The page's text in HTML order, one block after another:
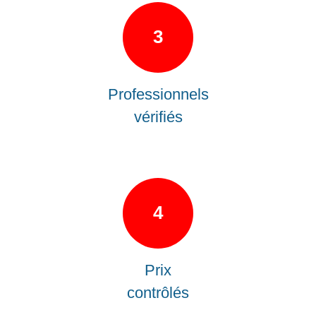
3
Professionnels
vérifiés
4
Prix
contrôlés